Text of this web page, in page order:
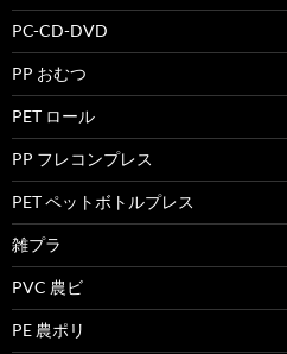
PC-CD-DVD
PP おむつ
PET ロール
PP フレコンプレス
PET ペットボトルプレス
雑プラ
PVC 農ビ
PE 農ポリ